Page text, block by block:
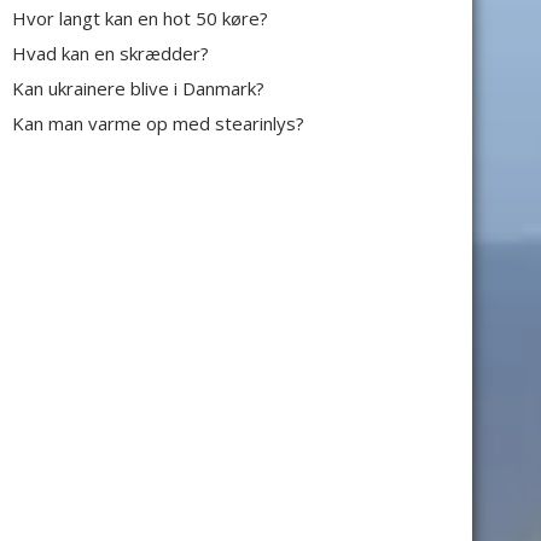
Hvor langt kan en hot 50 køre?
Hvad kan en skrædder?
Kan ukrainere blive i Danmark?
Kan man varme op med stearinlys?